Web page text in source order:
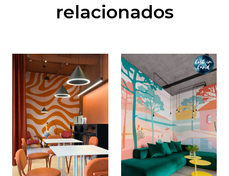
relacionados